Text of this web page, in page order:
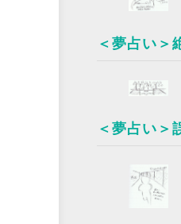
＜夢占い＞
＜夢占い＞